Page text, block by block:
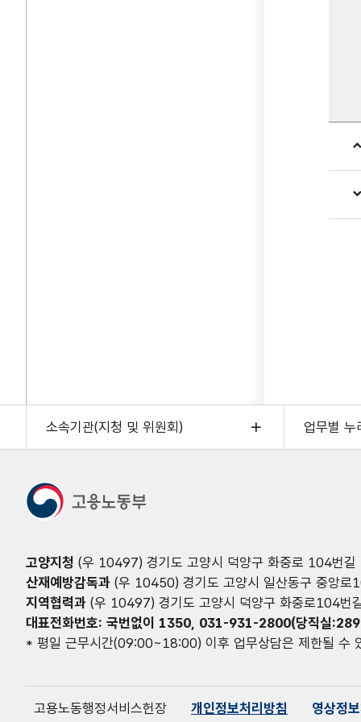
소속기관(지청 및 위원회) 업무별 누
고양지청 (우 10497) 경기도 고양시 덕양구 화중로 104번
산재예방감독과 (우 10450) 경기도 고양시 일산동구 중앙로
지역협력과 (우 10497) 경기도 고양시 덕양구 화중로104번
대표전화번호: 국번없이 1350, 031-931-2800(당직실
* 평일 근무시간(09:00~18:00) 이후 업무상담은 제한될 수
고용노동행정서비스헌장 개인정보처리방침 영상정